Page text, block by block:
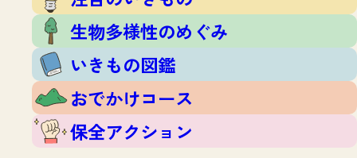
生物多様性のめぐみ
いきもの図鑑
おでかけコース
保全アクション
調査レポート
調査レポートTOP
調査結果
ふくおかいきものマップ
マッチング
マッチングTOP
掲載申し込みフォーム
お問合せ
生物多様性のめぐみ
いきもの図鑑
おでかけコース
保全アクション